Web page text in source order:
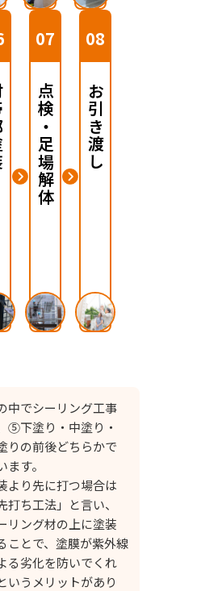
07
点検・足場解体
08
お引き渡し
中でシーリング工事
⑤下塗り・中塗り・
りの前後どちらかで
ます。
より先に打つ場合は
打ち工法」と言い、
リング材の上に塗装
ことで、塗膜が紫外線
る劣化を防いでくれ
いうメリットがあり